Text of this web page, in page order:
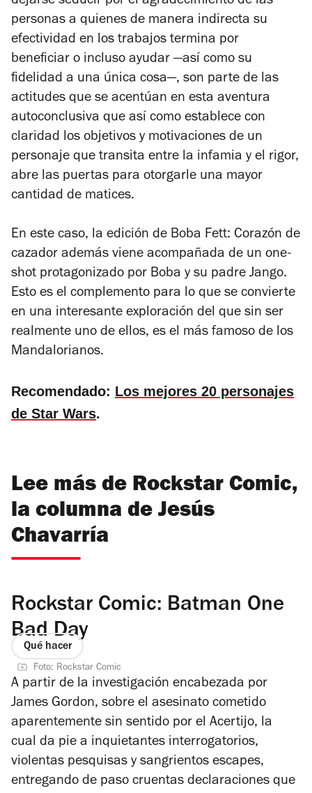
personas a quienes de manera indirecta su
efectividad en los trabajos termina por
beneficiar o incluso ayudar —así como su
fidelidad a una única cosa—, son parte de las
actitudes que se acentúan en esta aventura
autoconclusiva que así como establece con
claridad los objetivos y motivaciones de un
personaje que transita entre la infamia y el rigor,
abre las puertas para otorgarle una mayor
cantidad de matices.
En este caso, la edición de Boba Fett: Corazón de
cazador además viene acompañada de un one-
shot protagonizado por Boba y su padre Jango.
Esto es el complemento para lo que se convierte
en una interesante exploración del que sin ser
realmente uno de ellos, es el más famoso de los
Mandalorianos.
Recomendado: Los mejores 20 personajes
de Star Wars.
Lee más de Rockstar Comic,
la columna de Jesús
Chavarría
Rockstar Comic: Batman One
Bad Day
Qué hacer
Foto: Rockstar Comic
A partir de la investigación encabezada por
James Gordon, sobre el asesinato cometido
aparentemente sin sentido por el Acertijo, la
cual da pie a inquietantes interrogatorios,
violentas pesquisas y sangrientos escapes,
entregando de paso cruentas declaraciones que